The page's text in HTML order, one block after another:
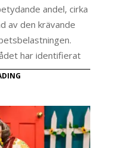
andel, cirka
av den krävande
har identifierat